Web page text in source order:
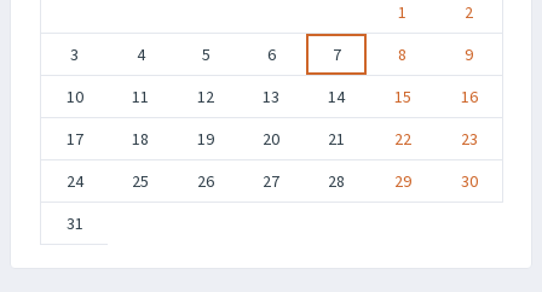
1
2
3
4 5 6 7 8
9
10
11 12 13 14 15
16
17
18 19 20 21 22
23
24
25 26 27 28 29
30
31